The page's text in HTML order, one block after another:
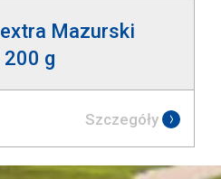
Mazurski
200 g
Szczegóły